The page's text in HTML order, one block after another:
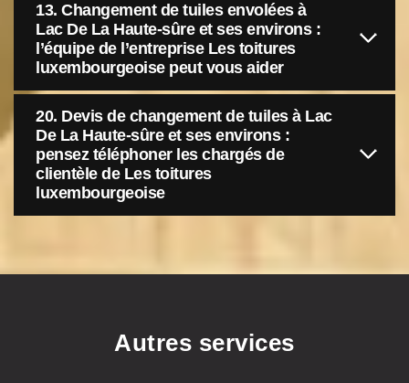
13. Changement de tuiles envolées à
Lac De La Haute-sûre et ses environs :
l’équipe de l’entreprise Les toitures
luxembourgeoise peut vous aider
20. Devis de changement de tuiles à Lac
De La Haute-sûre et ses environs :
pensez téléphoner les chargés de
clientèle de Les toitures
luxembourgeoise
Autres services